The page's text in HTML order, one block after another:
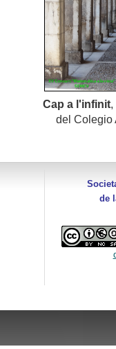
Cap a l'infinit
del Colegio
de